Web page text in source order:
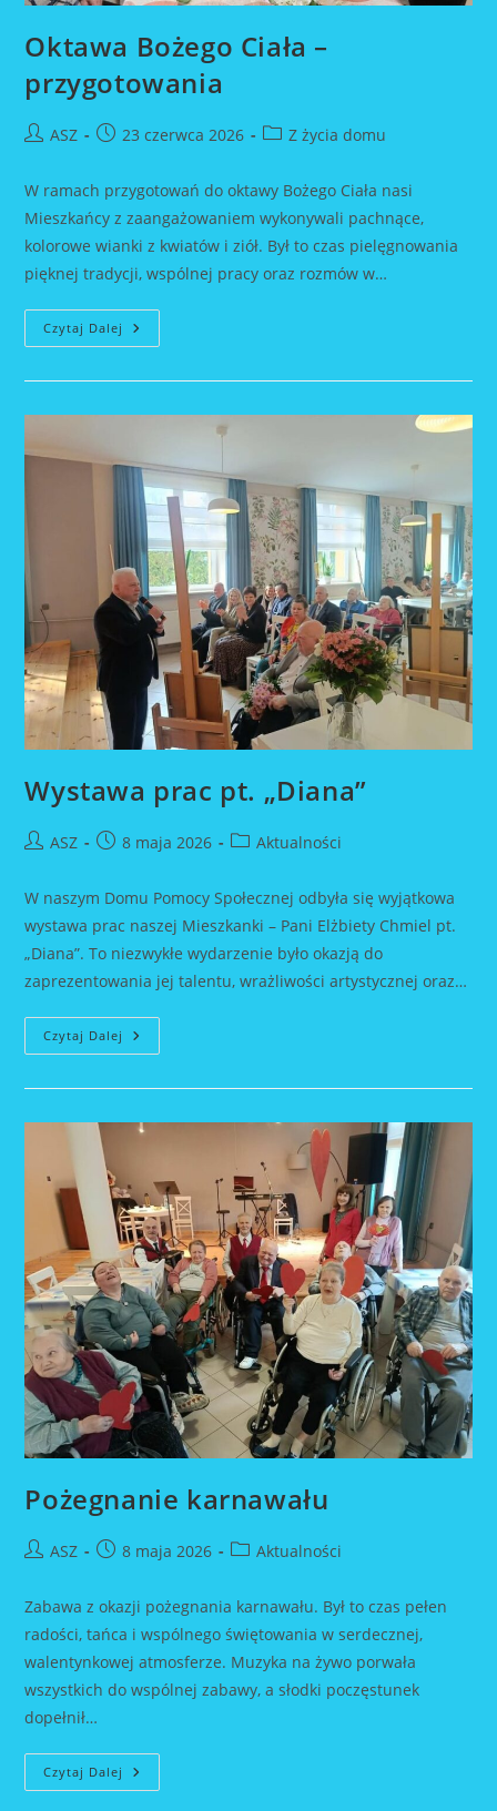
Oktawa Bożego Ciała –
przygotowania
PostASZ
Post23 czerwca 2026
PostZ życia domu
W ramach przygotowań do oktawy Bożego Ciała nasi
Mieszkańcy z zaangażowaniem wykonywali pachnące,
kolorowe wianki z kwiatów i ziół. Był to czas pielęgnowania
pięknej tradycji, wspólnej pracy oraz rozmów w…
Czytaj Dalej Oktawa
Bożego
Wystawa prac pt. „Diana”
PostASZ
Post8 maja 2026
PostAktualności
W naszym Domu Pomocy Społecznej odbyła się wyjątkowa
wystawa prac naszej Mieszkanki – Pani Elżbiety Chmiel pt.
„Diana”. To niezwykłe wydarzenie było okazją do
zaprezentowania jej talentu, wrażliwości artystycznej oraz…
Czytaj Dalej Wystawa
Prac
Pożegnanie karnawału
PostASZ
Post8 maja 2026
PostAktualności
Zabawa z okazji pożegnania karnawału. Był to czas pełen
radości, tańca i wspólnego świętowania w serdecznej,
walentynkowej atmosferze. Muzyka na żywo porwała
wszystkich do wspólnej zabawy, a słodki poczęstunek
dopełnił…
Czytaj Dalej Pożegnanie
Karnawału